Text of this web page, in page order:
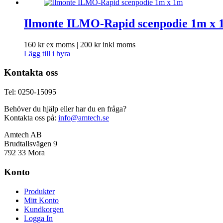
Ilmonte ILMO-Rapid scenpodie 1m x
160 krex moms | 200 krinkl moms
Lägg till i hyra
Kontakta oss
Tel: 0250-15095
Behöver du hjälp eller har du en fråga?
Kontakta oss på: info@amtech.se
Amtech AB
Brudtallsvägen 9
792 33 Mora
Konto
Produkter
Mitt Konto
Kundkorgen
Logga In